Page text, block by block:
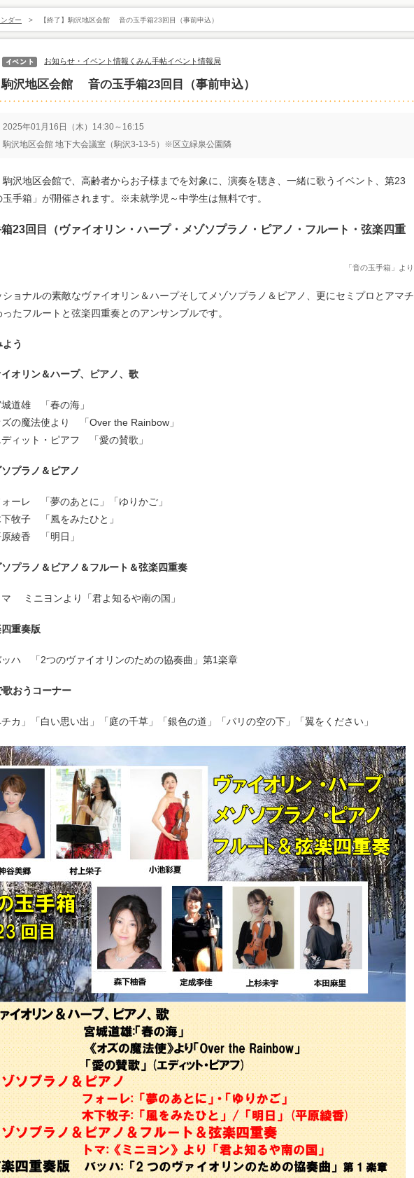
ダー > 【終了】駒沢地区会館 音の玉手箱23回目（事前申込）
お知らせ・イベント情報 くみん手帖イベント情報局
駒沢地区会館 音の玉手箱23回目（事前申込）
2025年01月16日（木）14:30～16:15
駒沢地区会館 地下大会議室（駒沢3-13-5）※区立緑泉公園隣
駒沢地区会館で、高齢者からお子様までを対象に、演奏を聴き、一緒に歌うイベント、第23
玉手箱」が開催されます。※未就学児～中学生は無料です。
23回目（ヴァイオリン・ハープ・メゾソプラノ・ピアノ・フルート・弦楽四重
「音の玉手箱」より
ショナルの素敵なヴァイオリン＆ハープそしてメゾソプラノ＆ピアノ、更にセミプロとアマチ
ったフルートと弦楽四重奏とのアンサンブルです。
う
オリン＆ハープ、ピアノ、歌
城道雄 「春の海」
ズの魔法使より 「Over the Rainbow」
ディット・ピアフ 「愛の賛歌」
ソプラノ＆ピアノ
ォーレ 「夢のあとに」「ゆりかご」
下牧子 「風をみたひと」
原綾香 「明日」
ソプラノ＆ピアノ＆フルート＆弦楽四重奏
マ ミニヨンより「君よ知るや南の国」
重奏版
ッハ 「2つのヴァイオリンのための協奏曲」第1楽章
おうコーナー
チカ」「白い思い出」「庭の千草」「銀色の道」「パリの空の下」「翼をください」